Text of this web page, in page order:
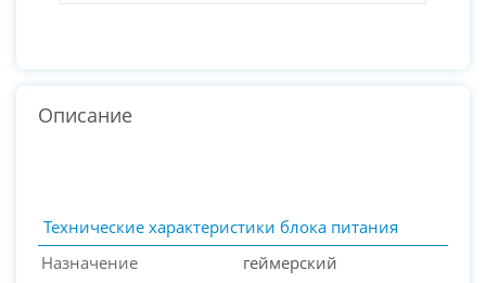
Описание
Технические характеристики блока питания
Назначение
геймерский